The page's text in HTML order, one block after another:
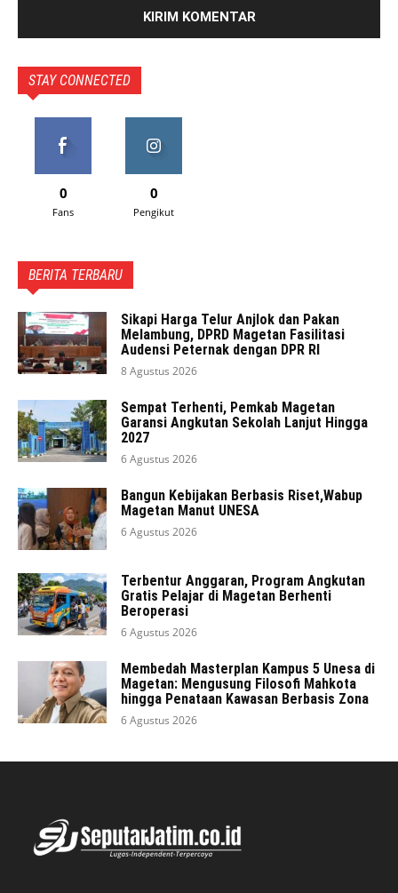
STAY CONNECTED
0
Fans
0
Pengikut
BERITA TERBARU
Sikapi Harga Telur Anjlok dan Pakan
Melambung, DPRD Magetan Fasilitasi
Audensi Peternak dengan DPR RI
8 Agustus 2026
Sempat Terhenti, Pemkab Magetan
Garansi Angkutan Sekolah Lanjut Hingga
2027
6 Agustus 2026
Bangun Kebijakan Berbasis Riset,Wabup
Magetan Manut UNESA
6 Agustus 2026
Terbentur Anggaran, Program Angkutan
Gratis Pelajar di Magetan Berhenti
Beroperasi
6 Agustus 2026
Membedah Masterplan Kampus 5 Unesa di
Magetan: Mengusung Filosofi Mahkota
hingga Penataan Kawasan Berbasis Zona
6 Agustus 2026